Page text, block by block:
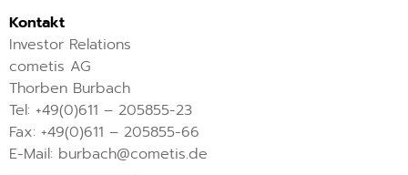
Kontakt
Investor Relations
cometis AG
Thorben Burbach
Tel: +49(0)611 – 205855-23
Fax: +49(0)611 – 205855-66
E-Mail: burbach@cometis.de